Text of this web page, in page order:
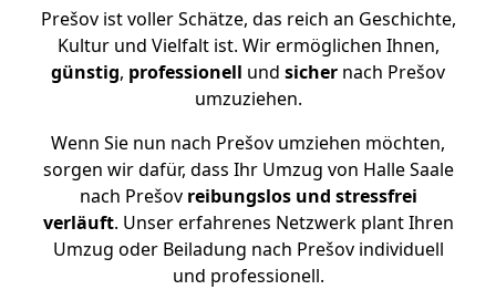
Prešov ist voller Schätze, das reich an Geschichte,
Kultur und Vielfalt ist. Wir ermöglichen Ihnen,
günstig, professionell und sicher nach Prešov
umzuziehen.
Wenn Sie nun nach Prešov umziehen möchten,
sorgen wir dafür, dass Ihr Umzug von Halle Saale
nach Prešov reibungslos und stressfrei
verläuft. Unser erfahrenes Netzwerk plant Ihren
Umzug oder Beiladung nach Prešov individuell
und professionell.